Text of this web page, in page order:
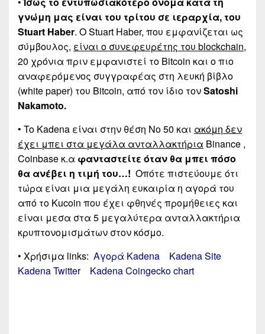
γνώμη μας είναι του τρίτου σε ιεραρχία, του
Stuart Haber. Ο Stuart Haber, που εμφανίζεται ως
σύμβουλος, είναι ο συνεφευρέτης του blockchain,
20 χρόνια πριν εμφανιστεί το Bitcoin και ο πιο
αναφερόμενος συγγραφέας στη λευκή βίβλο
(white paper) του Bitcoin, από τον ίδιο τονSatοshi
Nakamoto.
• To Kadena είναι στην θέση Νο 50 και ακόμη δεν
έχει μπει στα μεγάλα ανταλλακτήρια Binance ,
Coinbase κ.α φανταστείτε όταν θα μπει πόσο
θα ανέβει η τιμή του…! Οπότε πιστεύουμε ότι
τώρα είναι μια μεγάλη ευκαιρία η αγορά του
από το Kucoin που έχει φθηνές προμήθειες και
είναι μεσα στα 5 μεγαλύτερα ανταλλακτήρια
κρυπτονομισμάτων στον κόσμο.
• Χρήσιμα links: Αγορά Kadena
Kadena Site
Kadena Twitter
Kadena Coingecko chart